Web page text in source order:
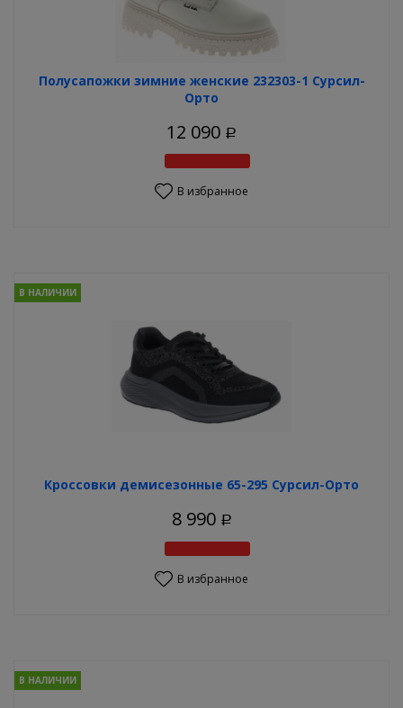
Полусапожки зимние женские 232303-1 Сурсил-
Орто
12 090 Р
В избранное
Кроссовки демисезонные 65-295 Сурсил-Орто
В НАЛИЧИИ
8 990 Р
В избранное
В НАЛИЧИИ